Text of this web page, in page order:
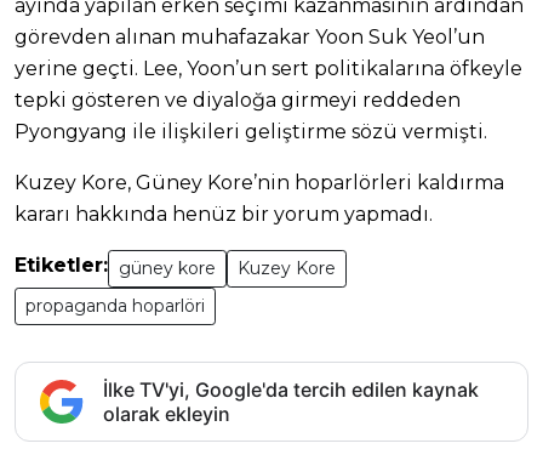
ayında yapılan erken seçimi kazanmasının ardından
görevden alınan muhafazakar Yoon Suk Yeol’un
yerine geçti. Lee, Yoon’un sert politikalarına öfkeyle
tepki gösteren ve diyaloğa girmeyi reddeden
Pyongyang ile ilişkileri geliştirme sözü vermişti.
Kuzey Kore, Güney Kore’nin hoparlörleri kaldırma
kararı hakkında henüz bir yorum yapmadı.
Etiketler: güney kore
Kuzey Kore
propaganda hoparlöri
İlke TV'yi, Google'da tercih edilen kaynak
olarak ekleyin